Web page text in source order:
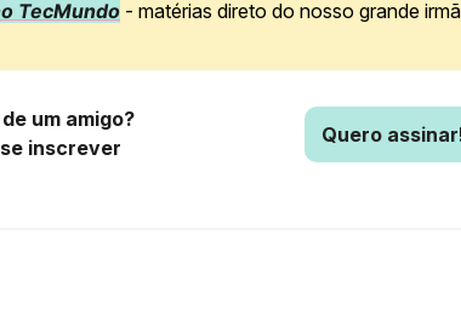
TecMundo - matérias direto do nosso grande
um amigo?
inscrever
Quero